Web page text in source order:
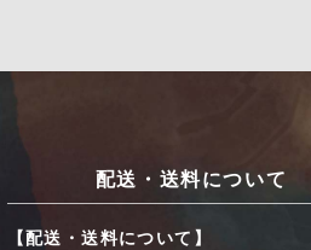
配送・送料について
【配送・送料について】